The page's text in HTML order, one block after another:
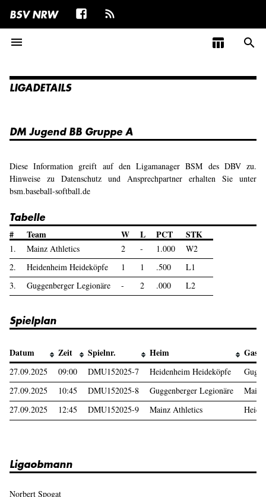
BSV NRW
menu
table_chart search
LIGADETAILS
DM Jugend BB Gruppe A
Diese Information greift auf den Ligamanager BSM des DBV zu.
Hinweise zu Datenschutz und Ansprechpartner erhalten Sie unter
bsm.baseball-softball.de
Tabelle
# Team W L PCT STK
1. Mainz Athletics 2 - 1.000
W2
2.
Heidenheim Heideköpfe 1 1 .500
L1
3.
Guggenberger Legionäre - 2 .000 L2
Spielplan
Datum Zeit Spielnr. Heim Gast
27.09.2025 09:00 DMU152025-7 Heidenheim Heideköpfe
27.09.2025
10:45 DMU152025-8 Guggenberger Legionäre
27.09.2025
12:45 DMU152025-9 Mainz Athletics
Ligaobmann
Norbert Spogat